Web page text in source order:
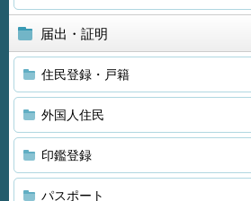
届出・証明
住民登録・戸籍
外国人住民
印鑑登録
パスポート